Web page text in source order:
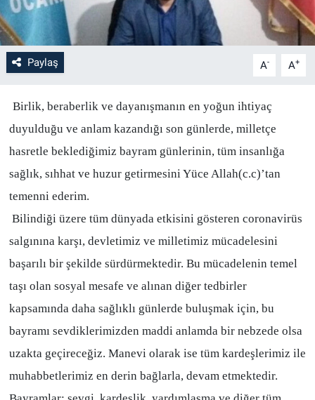
Paylaş A- A+
Birlik, beraberlik ve dayanışmanın en yoğun ihtiyaç
duyulduğu ve anlam kazandığı son günlerde, milletçe
hasretle beklediğimiz bayram günlerinin, tüm insanlığa
sağlık, sıhhat ve huzur getirmesini Yüce Allah(c.c)’tan
temenni ederim.
Bilindiği üzere tüm dünyada etkisini gösteren coronavirüs
salgınına karşı, devletimiz ve milletimiz mücadelesini
başarılı bir şekilde sürdürmektedir. Bu mücadelenin temel
taşı olan sosyal mesafe ve alınan diğer tedbirler
kapsamında daha sağlıklı günlerde buluşmak için, bu
bayramı sevdiklerimizden maddi anlamda bir nebzede olsa
uzakta geçireceğiz. Manevi olarak ise tüm kardeşlerimiz ile
muhabbetlerimiz en derin bağlarla, devam etmektedir.